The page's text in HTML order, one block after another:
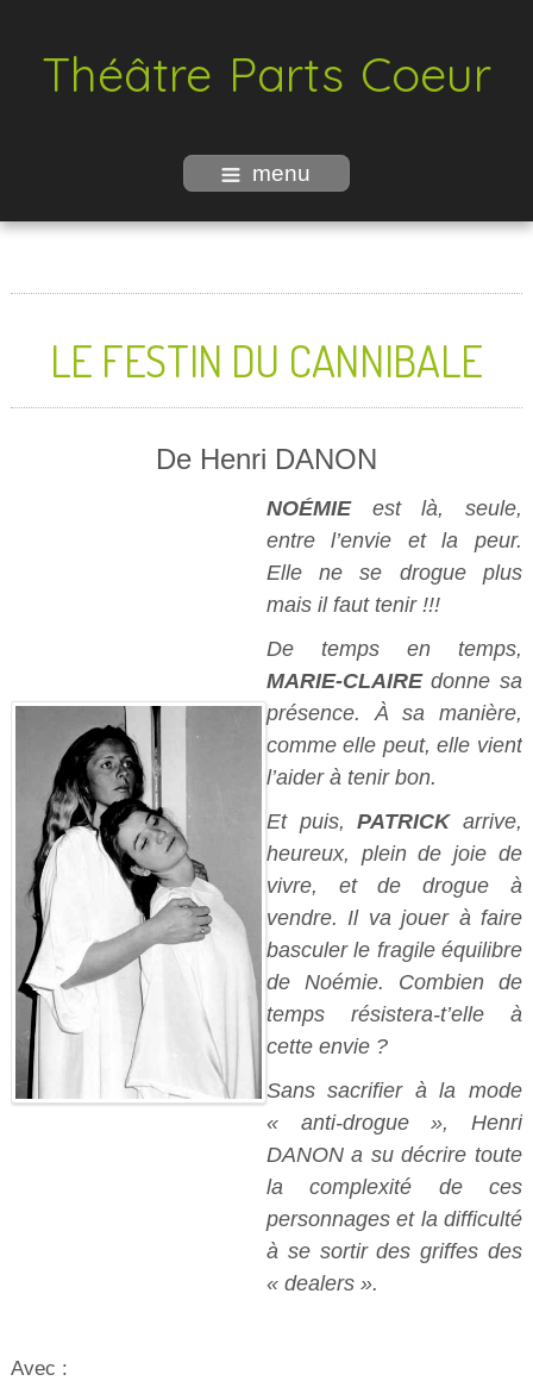
Théâtre Parts Coeur
menu
LE FESTIN DU CANNIBALE
De Henri DANON
NOÉMIEest là, seule,
entre l’envie et la peur.
Elle ne se drogue plus
mais il faut tenir !!!
De temps en temps,
MARIE-CLAIREdonne sa
présence. À sa manière,
comme elle peut, elle vient
l’aider à tenir bon.
Et puis,PATRICKarrive,
heureux, plein de joie de
vivre, et de drogue à
vendre. Il va jouer à faire
basculer le fragile équilibre
de Noémie. Combien de
temps résistera-t’elle à
cette envie ?
Sans sacrifier à la mode
« anti-drogue », Henri
DANON a su décrire toute
la complexité de ces
personnages et la difficulté
à se sortir des griffes des
« dealers ».
Avec :